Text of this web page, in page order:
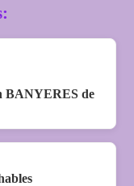
BANYERES de